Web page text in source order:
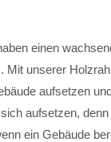
einen
Mit unserer
aufsetzen
aufsetzen,
ein Gebäude